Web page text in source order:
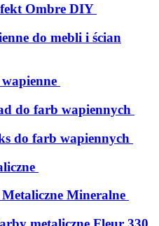
Ombre DIY
do mebli i ścian
do farb wapiennych
do farb wapiennych
Mineralne